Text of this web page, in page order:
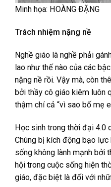
Minh họa: HOÀNG ĐẶNG
Trách nhiệm nặng nề
Nghề giáo là nghề phải
lao như thế nào của các
nặng nề rồi. Vậy mà, còn
bởi thầy cô giáo kiêm luôn
thậm chí cả “vì sao bố mẹ
Học sinh trong thời đại 4.0
Chúng bị kích động bạo
sống không lành mạnh bởi
hội trong cuộc sống hiện
giáo, đặc biệt là đối với